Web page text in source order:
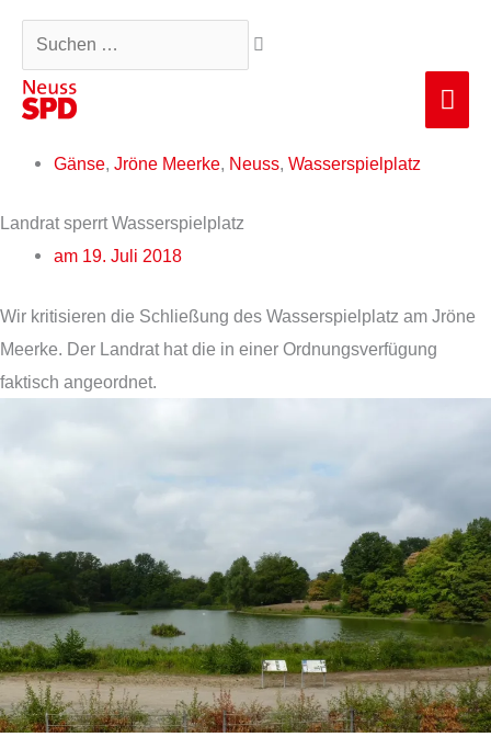
Zum
Inhalt
springen
Suchen …
Gänse ,Jröne Meerke Neuss ,Wasserspielplatz
Landrat sperrt Wasserspielplatz
am 19. Juli 2018
Wir kritisieren die Schließung des Wasserspielplatz am Jröne
Meerke. Der Landrat hat die in einer Ordnungsverfügung
faktisch angeordnet.